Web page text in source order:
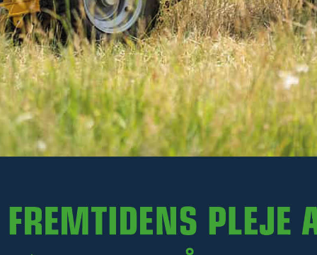
- +
LÆG I KURV
Varenr. R13-SB220.002